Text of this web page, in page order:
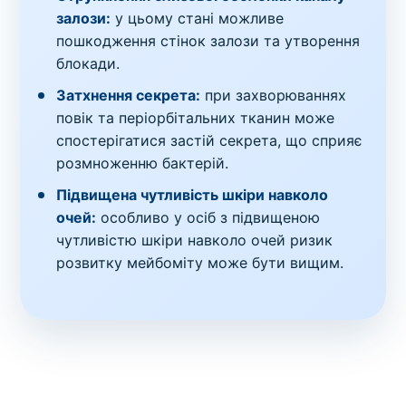
залози: у цьому стані можливе
пошкодження стінок залози та утворення
блокади.
Затхнення секрета: при захворюваннях
повік та періорбітальних тканин може
спостерігатися застій секрета, що сприяє
розмноженню бактерій.
Підвищена чутливість шкіри навколо
очей: особливо у осіб з підвищеною
чутливістю шкіри навколо очей ризик
розвитку мейбоміту може бути вищим.